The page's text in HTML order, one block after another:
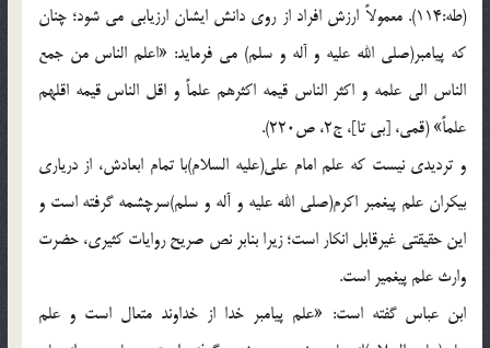
(طه:114). معمولاً ارزش افراد از روی دانش ایشان ارزیابی می شود؛ چنان
که پیامبر(صلی الله علیه و آله و سلم) می فرماید: «اعلم الناس من جمع
الناس الی علمه و اکثر الناس قیمه اکثرهم علماً و اقل الناس قیمه اقلهم
علماً» (قمی، [بی تا]، ج2، ص220).
و تردیدی نیست که علم امام علی(علیه السلام)با تمام ابعادش، از دریاری
بیکران علم پیغمبر اکرم(صلی الله علیه و آله و سلم)سرچشمه گرفته است و
این حقیقتی غیرقابل انکار است؛ زیرا بنابر نص صریح روایات کثیری، حضرت
وارث علم پیغمیر است.
ابن عباس گفته است: «علم پیامبر خدا از خداوند متعال است و علم